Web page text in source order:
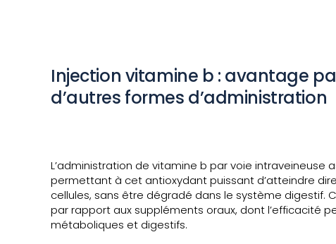
Injection vitamine b : avantage
d’autres formes d’administration
L’administration de vitamine b par voie intraveineuse
permettant à cet antioxydant puissant d’atteindre
cellules, sans être dégradé dans le système digestif.
par rapport aux suppléments oraux, dont l’efficacité
métaboliques et digestifs.